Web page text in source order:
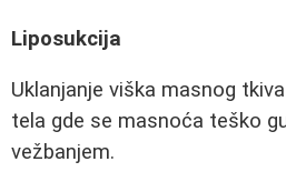
Liposukcija
Uklanjanje viška masnog
tela gde se masnoća teško
vežbanjem.